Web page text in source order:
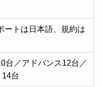
ートは日本語、規約は
台／アドバンス12台／
14台